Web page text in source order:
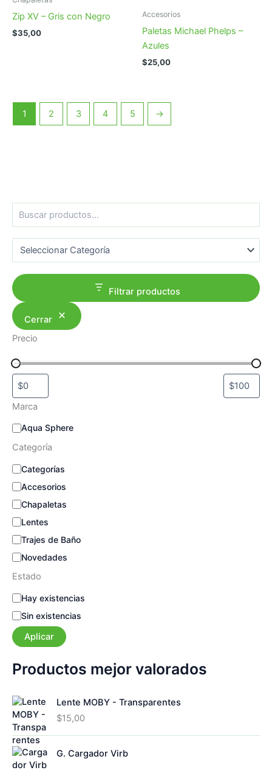
Filtrar productos
Cerrar
Precio
Marca
M
r
c
a
Aqua Sphere
Categoría
C
t
e
g
o
r
í
a
Categorías
Accesorios
Chapaletas
Lentes
Trajes de Baño
Novedades
Estado
E
t
a
d
Hay existencias
Sin existencias
Aplicar
Productos mejor valorados
Lente MOBY - Transparentes
$15,00
G. Cargador Virb
Zip XV – Gris con Negro
$35,00
Accesorios
Paletas Michael Phelps –
Azules
$25,00
1 2 3 4 5 →